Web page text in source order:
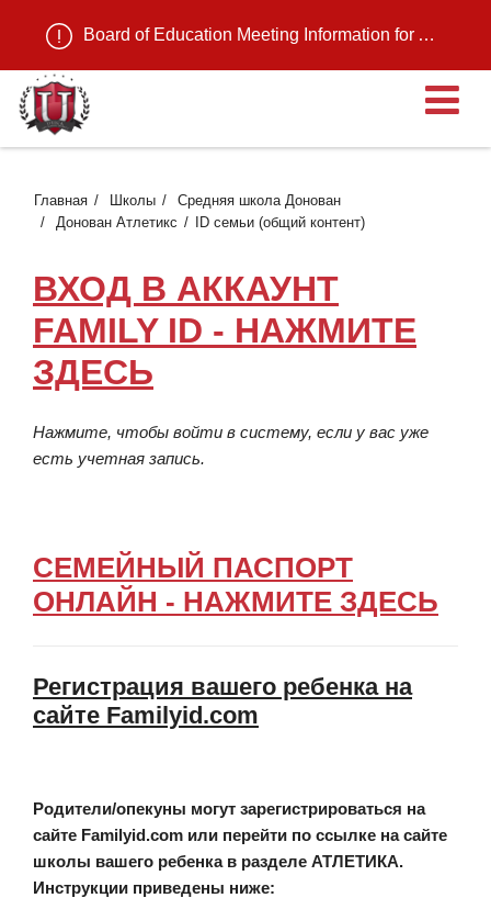
Board of Education Meeting Information for August 11, 2026
Главная Школы
Средняя школа Донован
Донован Атлетикс
ID семьи (общий контент)
ВХОД В АККАУНТ
FAMILY ID - НАЖМИТЕ
ЗДЕСЬ
Нажмите, чтобы войти в систему, если у вас уже
есть учетная запись.
СЕМЕЙНЫЙ ПАСПОРТ
ОНЛАЙН - НАЖМИТЕ ЗДЕСЬ
Регистрация вашего ребенка на
сайте Familyid.com
Родители/опекуны могут зарегистрироваться на
сайте Familyid.com или перейти по ссылке на сайте
школы вашего ребенка в разделе АТЛЕТИКА.
Инструкции приведены ниже: